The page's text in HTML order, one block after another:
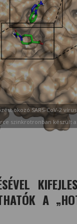
okozó SARS-CoV-2
szinkrotronban készült
A